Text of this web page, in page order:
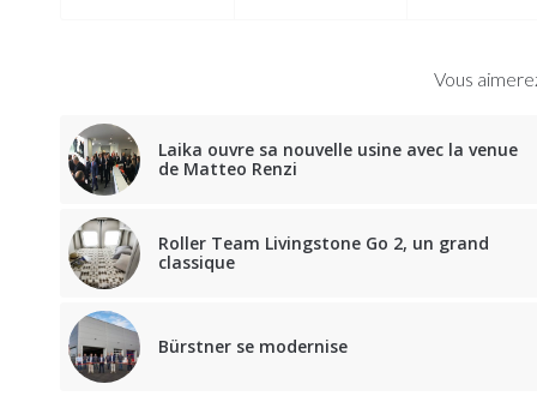
Vous
Laika ouvre sa nouvelle usine avec la venue
de Matteo Renzi
Roller Team Livingstone Go 2, un grand
classique
Bürstner se modernise